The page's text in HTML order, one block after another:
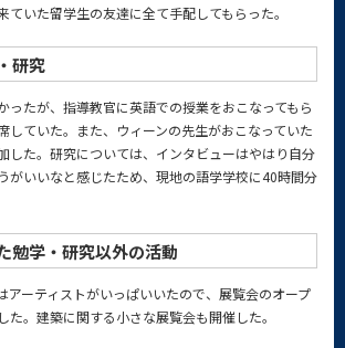
ていた留学生の友達に全て手配してもらった。
研究
ったが、指導教官に英語での授業をおこなってもら
していた。また、ウィーンの先生がおこなっていた
した。研究については、インタビューはやはり自分
がいいなと感じたため、現地の語学学校に40時間分
勉学・研究以外の活動
アーティストがいっぱいいたので、展覧会のオープ
た。建築に関する小さな展覧会も開催した。